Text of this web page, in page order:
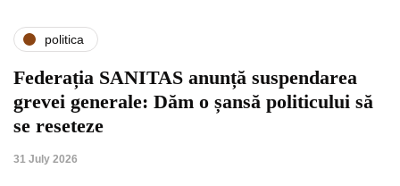
politica
Federația SANITAS anunță suspendarea
grevei generale: Dăm o șansă politicului să
se reseteze
31 July 2026